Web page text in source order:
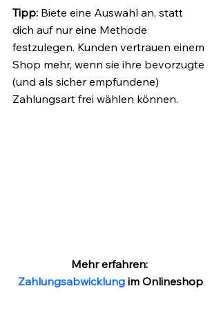
Tipp: Biete eine Auswahl an, statt
dich auf nur eine Methode
festzulegen. Kunden vertrauen einem
Shop mehr, wenn sie ihre bevorzugte
(und als sicher empfundene)
Zahlungsart frei wählen können.
Mehr erfahren:
Zahlungsabwicklung im Onlineshop